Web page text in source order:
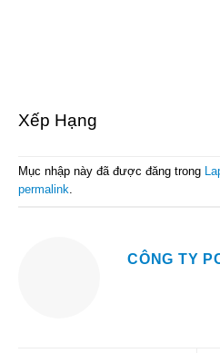
Xếp Hạng
Mục nhập này đã được đăng trong
permalink.
CÔNG TY